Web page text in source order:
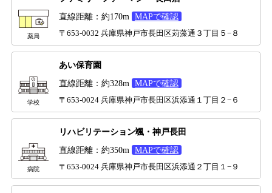
薬局
直線距離：約170m MAPで確認
〒653-0032 兵庫県神戸市長田区苅藻通３丁目５−８
学校
あい保育園
直線距離：約328m MAPで確認
〒653-0024 兵庫県神戸市長田区浜添通１丁目２−６
病院
リハビリテーション颯・神戸長田
直線距離：約350m MAPで確認
〒653-0024 兵庫県神戸市長田区浜添通２丁目１−９